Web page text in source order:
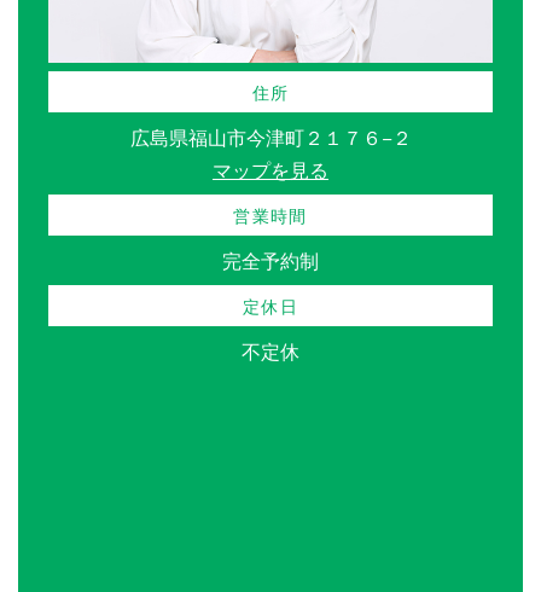
住所
広島県福山市今津町２１７６−２
マップを見る
営業時間
完全予約制
定休日
不定休